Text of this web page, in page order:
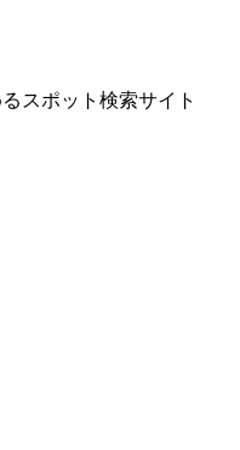
スポット検索サイト